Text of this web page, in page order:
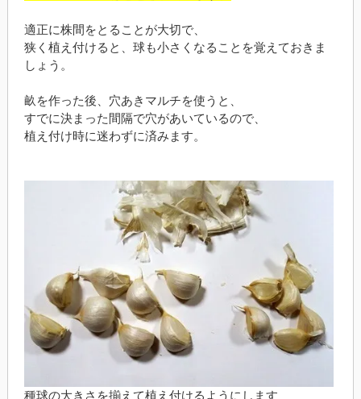
適正に株間をとることが大切で、
狭く植え付けると、球も小さくなることを覚えておきま
しょう。
畝を作った後、穴あきマルチを使うと、
すでに決まった間隔で穴があいているので、
植え付け時に迷わずに済みます。
種球の大きさを揃えて植え付けるようにします